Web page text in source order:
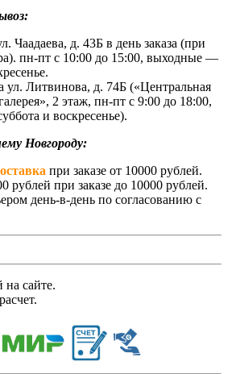
Чаадаева, д. 43Б в день заказа (при
пн-пт с 10:00 до 15:00, выходные —
ул. Литвинова, д. 74Б («Центральная
2 этаж, пн-пт с 9:00 до 18:00,
и воскресенье).
Новгороду:
при заказе от 10000 рублей.
рублей при заказе до 10000 рублей.
день-в-день по согласованию с
на сайте.